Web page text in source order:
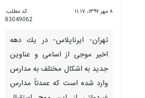
۸ مهر ۱۳۹۷، ۱۱:۱۷
کد مطلب:
83049062
تهران- ایرناپلاس- در یك دهه
اخیر موجی از اسامی و عناوین
جدید به اشكال مختلف به مدارس
وارد شده است كه عمدتاً مدارس